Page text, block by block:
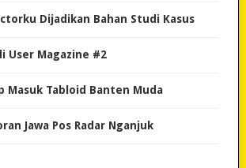
Dijadikan Bahan Studi Kasus
User Magazine #2
Masuk Tabloid Banten Muda
Jawa Pos Radar Nganjuk